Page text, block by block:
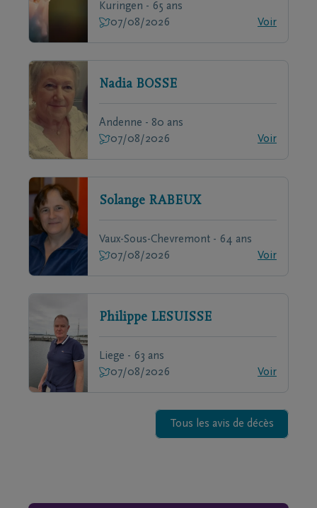
Kuringen - 65 ans
07/08/2026
Voir
Nadia BOSSE
Andenne - 80 ans
07/08/2026
Voir
Solange RABEUX
Vaux-Sous-Chevremont - 64 ans
07/08/2026
Voir
Philippe LESUISSE
Liege - 63 ans
07/08/2026
Voir
Tous les avis de décès